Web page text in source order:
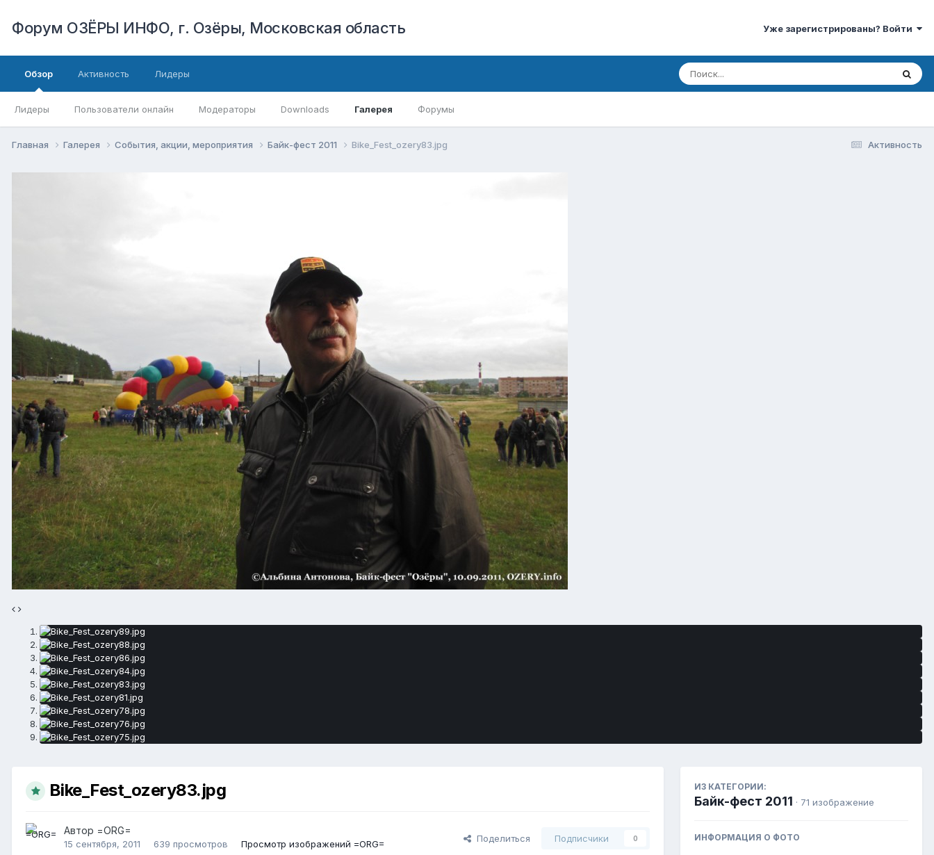
Форум ОЗЁРЫ ИНФО, г. Озёры, Московская область Уже зарегистрированы? Войти
Обзор
Лидеры Пользователи онлайн Модераторы Downloads Галерея Форумы
Активность Лидеры
Активность
Главная Галерея События, акции, мероприятия Байк-фест 2011 Bike_Fest_ozery83.jpg
Bike_Fest_ozery83.jpg
Автор =ORG=
15 сентября, 2011 639 просмотров Просмотр изображений =ORG=
Поделиться Подписчики 0
ИЗ КАТЕГОРИИ:
Байк-фест 2011 · 71 изображение
ИНФОРМАЦИЯ О ФОТО